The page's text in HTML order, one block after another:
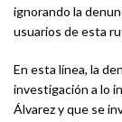
ignorando la
usuarios de esta
En esta línea, la
investigación a lo
Álvarez y que se